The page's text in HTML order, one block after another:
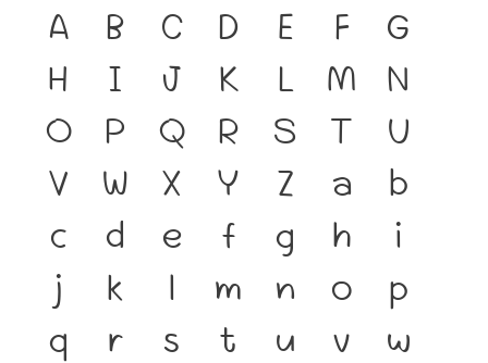
A B C D E F
G
H
I J K L M
N
O
P Q R S T
U
V
W X Y Z a
b
c
d e f g h
i
j
k l m n o
p
q
r s t u v
w